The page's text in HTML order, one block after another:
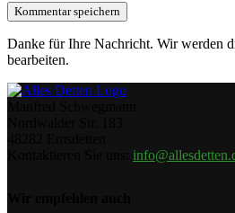
Danke für Ihre Nachricht. Wir werden
bearbeiten.